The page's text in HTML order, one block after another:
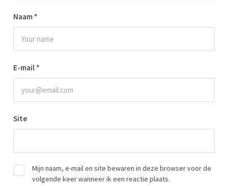
Naam *
E-mail *
Site
Mijn naam, e-mail en site bewaren in deze browser voor de
volgende keer wanneer ik een reactie plaats.